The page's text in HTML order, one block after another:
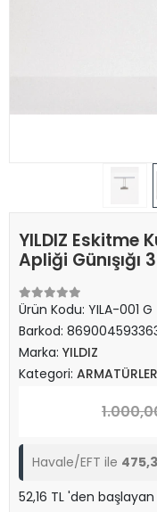
YILDIZ Eskitme
Apliği Günışığı
Ürün Kodu: YILA-001 G
Barkod:
Marka: YILDIZ
Kategori: ARMATÜRLER
Havale/EFT ile
52,16 TL 'den